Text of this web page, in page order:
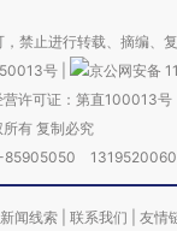
禁止进行转载、摘编、
号
京公网安备
营许可证：第直100013号
有 复制必究
85905050
闻线索 联系我们 友情